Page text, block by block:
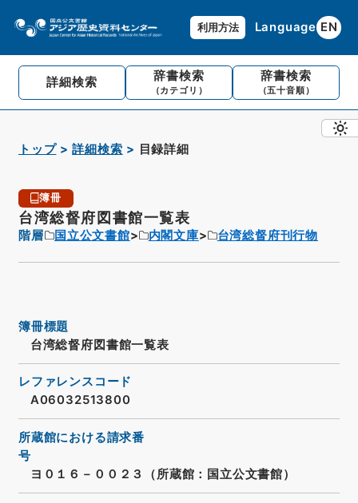
利用方法 Language EN
詳細検索 辞書検索
（カテゴリ）
辞書検索
（五十音順）
トップ 詳細検索 目録詳細
簿冊
台湾総督府図書館一覧表
階層 国立公文書館 内閣文庫 台湾総督府刊行物
簿冊標題
台湾総督府図書館一覧表
レファレンスコード
A06032513800
所蔵館における請求番
号
ヨ０１６－００２３（所蔵館：国立公文書館）